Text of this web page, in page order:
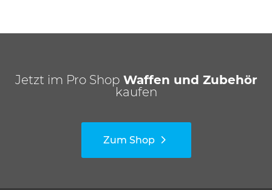
Jetzt im Pro Shop Waffen und Zubehör
kaufen
Zum Shop